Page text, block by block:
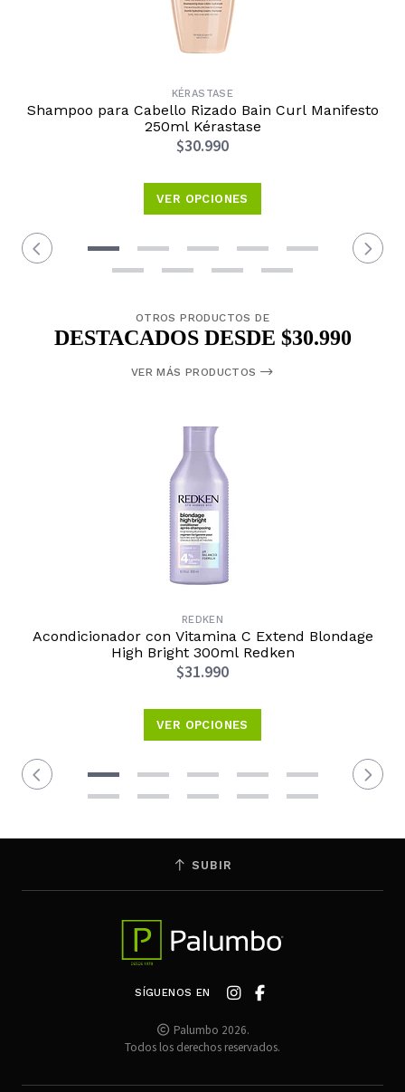
KÉRASTASE
Shampoo para Cabello Rizado Bain Curl Manifesto
250ml Kérastase
$30.990
VER OPCIONES
OTROS PRODUCTOS DE
DESTACADOS DESDE $30.990
VER MÁS PRODUCTOS
REDKEN
Acondicionador con Vitamina C Extend Blondage
High Bright 300ml Redken
$31.990
VER OPCIONES
SUBIR
SÍGUENOS EN
Palumbo 2026.
Todos los derechos reservados.